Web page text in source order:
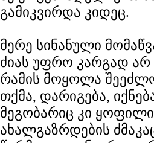
გამიკვირდა კიდეც.
მერე სინანული
ძიას უფრო კარგად არ
რამის მოყოლა
თქმა, დარიგება,
მეგობარიც კი
ახალგაზრდების